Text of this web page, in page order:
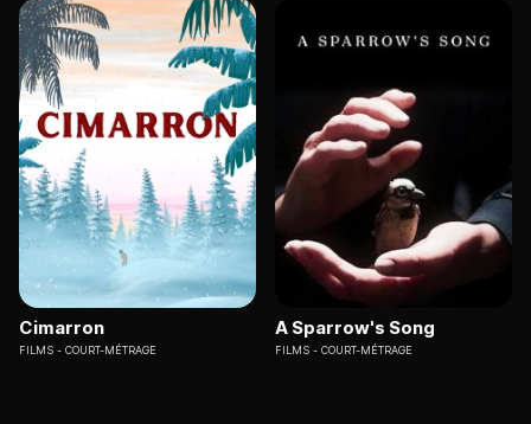
Cimarron
FILMS COURT-MÉTRAGE
A Sparrow's Song
FILMS COURT-MÉTRAGE